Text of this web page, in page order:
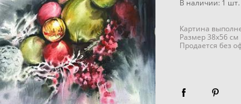
В наличии: 1 шт.
Картина
Размер 38x56 см
Продается без